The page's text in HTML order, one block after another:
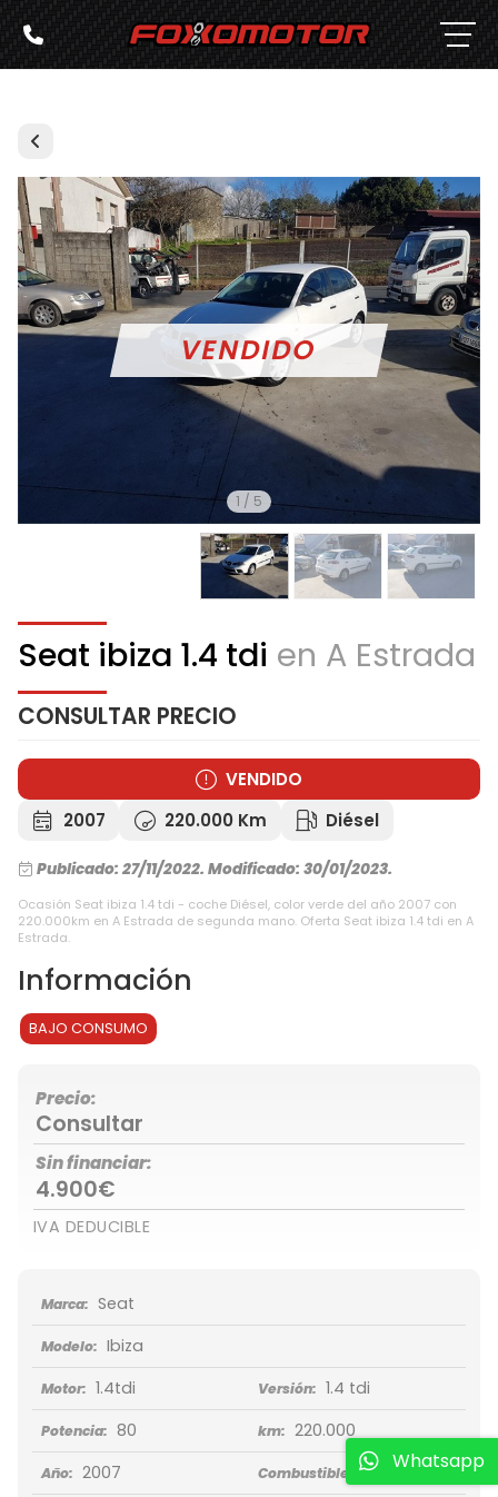
1 / 5
Seat ibiza 1.4 tdi en A Estrada
CONSULTAR PRECIO
VENDIDO
2007
220.000 Km Diésel
Publicado: 27/11/2022. Modificado: 30/01/2023.
Ocasión Seat ibiza 1.4 tdi - coche Diésel, color verde del año 2007 con
220.000km en A Estrada de segunda mano. Oferta Seat ibiza 1.4 tdi en A
Estrada.
Información
BAJO CONSUMO
Precio:
Consultar
Sin financiar:
4.900€
IVA DEDUCIBLE
Marca: Seat
Modelo: Ibiza
Motor: 1.4tdi Versión: 1.4 tdi
Potencia: 80 km: 220.000
Año: 2007 Combustible: DiéselWhatsapp